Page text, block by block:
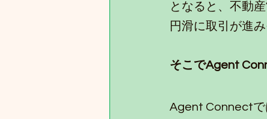
となると、不動
円滑に取引が進
そこでAgent
Agent Connectで